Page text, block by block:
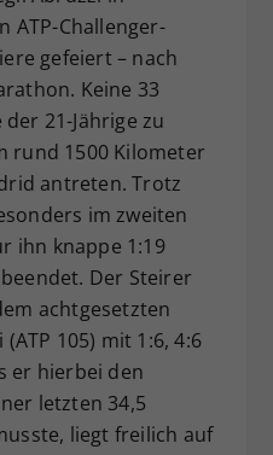
ATP-Challenger-
gefeiert – nach
Keine 33
21-Jährige zu
rund 1500 Kilometer
antreten. Trotz
im zweiten
ihn knappe 1:19
Der Steirer
achtgesetzten
105) mit 1:6, 4:6
er hierbei den
letzten 34,5
liegt freilich auf